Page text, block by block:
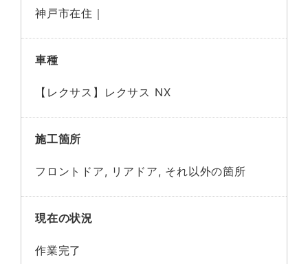
神戸市在住｜
車種
【レクサス】レクサス NX
施工箇所
フロントドア, リアドア, それ以外の箇所
現在の状況
作業完了